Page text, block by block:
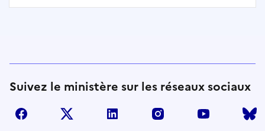
Suivez le ministère sur les réseaux sociaux
facebook twitter linkedin instagram youtube